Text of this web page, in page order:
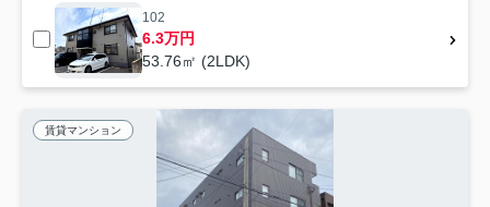
102
6.3万円
53.76㎡ (2LDK)
賃貸マンション